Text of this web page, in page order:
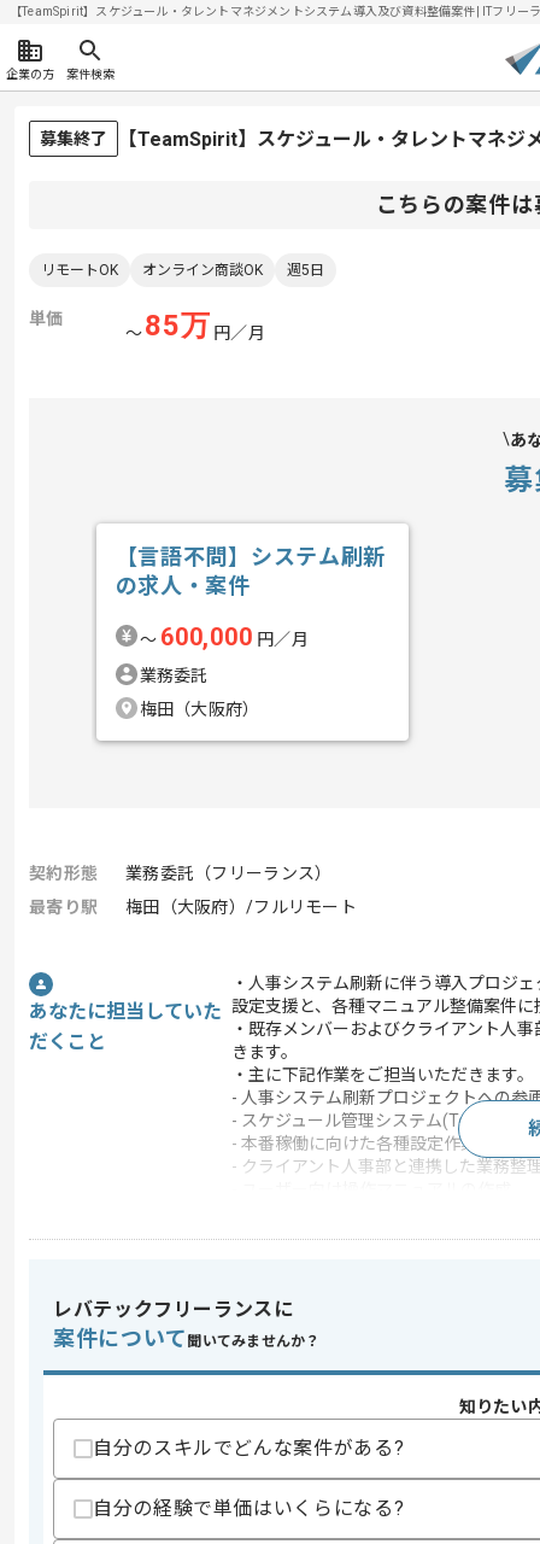
【TeamSpirit】スケジュール・タレントマネジメントシステム導入及び資料整備案件| ITフリ
企業の方 案件検索
募集終了 【TeamSpirit】スケジュール・タレントマネ
こちらの案件
リモートOK オンライン商談OK 週5日
単価
〜85万 円／月
あ
【言語不問】システム刷新
の求人・案件
〜 600,000 円／月
業務委託
梅田（大阪府）
契約形態
業務委託（フリーランス）
最寄り駅
梅田（大阪府）/フルリモート
あなたに担当していた
だくこと
・人事システム刷新に伴う導入プロジ
設定支援と、各種マニュアル整備案件
・既存メンバーおよびクライアント人
きます。
・主に下記作業をご担当いただきます。
- 人事システム刷新プロジェクトへの参
- スケジュール管理システム
- 本番稼働に向けた各種設定作業の推進
- クライアント人事部と連携した業務整
スキル
求めるスキル
・TeamSpiritの導入、設定経験
・カオナビの導入、設定または運用経験
・ITシステム導入における業務マニュ
・人事、スケジュール領域の業務知識
・SaaSプロダクトの導入経験
・ユーザー部門との折衝、調整経験
レバテックフリーランスに
案件について 聞いてみませんか？
知りたい
自分のスキルでどんな案件がある?
自分の経験で単価はいくらになる?